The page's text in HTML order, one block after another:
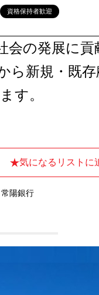
資格保持者歓迎
の発展に
ら新規・既
す。
気になるリストに
陽銀行